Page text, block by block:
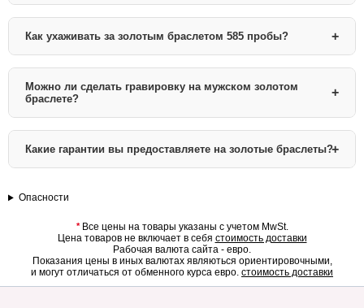
Измерьте обхват запястья в самом широком месте
Добавьте 1-2 см для комфортной посадки
Стандартные размеры: 19 см (S), 20 см (M), 21 см (L)
Если вы выбираете браслет в подарок, стандартный размер 20 см
золотые цепи и браслеты
Разные плетения подходят для различных стилей:
Бисмарк- классическое королевское плетение, подходит для
делового стиля
стилем
Корда- стильное плетение "веревка", современный look
Как ухаживать за золотым браслетом 585 пробы?
Правильный уход продлит жизнь вашему золотому браслету:
Храните в отдельной шкатулке или мягком мешочке
Снимайте перед занятиями спортом, плаванием, физической
Избегайте контакта с химическими веществами и парфюмерией
Можно ли сделать гравировку на мужском золотом
браслете?
Да, мы предоставляем услугу профессиональной гравировки на золотых
Короткие надписи и символы
Гравировка выполняется опытными мастерами
Для заказа гравировки свяжитесь с нашими консультантами через
Какие гарантии вы предоставляете на золотые браслеты?
Мы гарантируем:
Подлинность золота 585 пробы (сертификат прилагается)
Качество изготовления и материалов
Гарантию от производственных дефектов
Возврат в течение 14 дней согласно нашимусловиям возврата
Все нашимужские золотые браслетыпроходят многоступенчатый
контроль качества перед отправкой клиенту.
Опасности
*Все цены на товары указаны с учетом MwSt.
Цена товаров не включает в себя стоимость доставки
Рабочая валюта сайта - евро.
Показания цены в иных валютах являються ориентировочными,
и могут отличаться от обменного курса евро. стоимость доставки